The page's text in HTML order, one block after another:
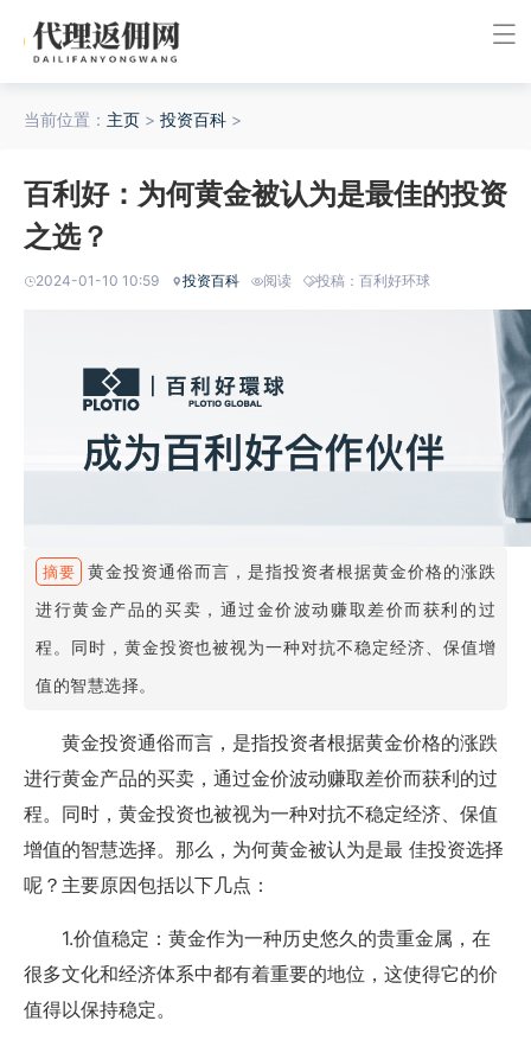
当前位置： 主页 > 投资百科 >
百利好：为何黄金被认为是最佳的投资
之选？
2024-01-10 10:59 投资百科 阅读 投稿：百利好环球
摘要
黄金投资通俗而言，是指投资者根据黄金价格的涨跌
进行黄金产品的买卖，通过金价波动赚取差价而获利的过
程。同时，黄金投资也被视为一种对抗不稳定经济、保值增
值的智慧选择。
黄金投资通俗而言，是指投资者根据黄金价格的涨跌
进行黄金产品的买卖，通过金价波动赚取差价而获利的过
程。同时，黄金投资也被视为一种对抗不稳定经济、保值
增值的智慧选择。那么，为何黄金被认为是最 佳投资选择
呢？主要原因包括以下几点：
1.价值稳定：黄金作为一种历史悠久的贵重金属，在
很多文化和经济体系中都有着重要的地位，这使得它的价
值得以保持稳定。